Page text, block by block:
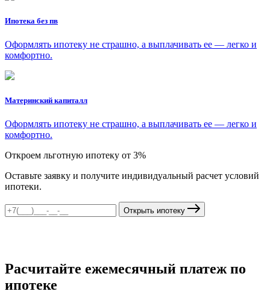
Ипотека без пв
Оформлять ипотеку не страшно, а выплачивать ее — легко и
комфортно.
Материнский капиталл
Оформлять ипотеку не страшно, а выплачивать ее — легко и
комфортно.
Откроем льготную ипотеку от 3%
Оставьте заявку и получите индивидуальный расчет условий
ипотеки.
Открыть ипотеку
Расчитайте ежемесячный платеж по
ипотеке